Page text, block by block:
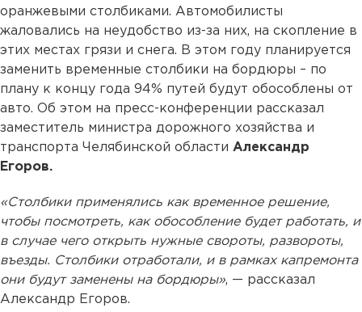
оранжевыми столбиками. Автомобилисты
жаловались на неудобство из-за них, на скопление в
этих местах грязи и снега. В этом году планируется
заменить временные столбики на бордюры – по
плану к концу года 94% путей будут обособлены от
авто. Об этом на пресс-конференции рассказал
заместитель министра дорожного хозяйства и
транспорта Челябинской области Александр
Егоров.
«Столбики применялись как временное решение,
чтобы посмотреть, как обособление будет работать, и
в случае чего открыть нужные свороты, развороты,
въезды. Столбики отработали, и в рамках капремонта
они будут заменены на бордюры», — рассказал
Александр Егоров.